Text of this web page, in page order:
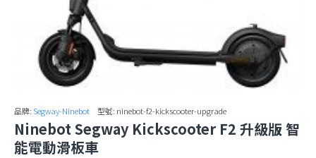
品牌: Segway-Ninebot 型號: ninebot-f2-kickscooter-upgrade
Ninebot Segway Kickscooter F2 升級版 智
能電動滑板車